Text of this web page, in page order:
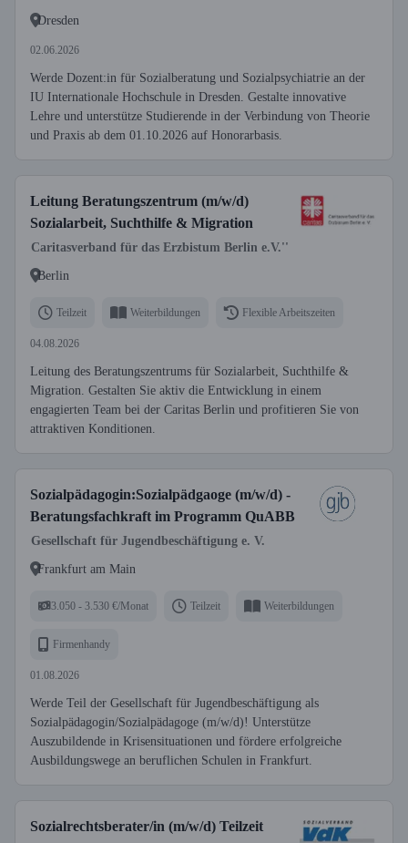
Dresden
02.06.2026
Werde Dozent:in für Sozialberatung und Sozialpsychiatrie an der
IU Internationale Hochschule in Dresden. Gestalte innovative
Lehre und unterstütze Studierende in der Verbindung von Theorie
und Praxis ab dem 01.10.2026 auf Honorarbasis.
Leitung Beratungszentrum (m/w/d)
Sozialarbeit, Suchthilfe & Migration
Caritasverband für das Erzbistum Berlin e.V.''
Berlin
Teilzeit Weiterbildungen Flexible Arbeitszeiten
04.08.2026
Leitung des Beratungszentrums für Sozialarbeit, Suchthilfe &
Migration. Gestalten Sie aktiv die Entwicklung in einem
engagierten Team bei der Caritas Berlin und profitieren Sie von
attraktiven Konditionen.
Sozialpädagogin:Sozialpädgaoge (m/w/d) -
Beratungsfachkraft im Programm QuABB
Gesellschaft für Jugendbeschäftigung e. V.
Frankfurt am Main
3.050 - 3.530 €/Monat Teilzeit Weiterbildungen
Firmenhandy
01.08.2026
Werde Teil der Gesellschaft für Jugendbeschäftigung als
Sozialpädagogin/Sozialpädagoge (m/w/d)! Unterstütze
Auszubildende in Krisensituationen und fördere erfolgreiche
Ausbildungswege an beruflichen Schulen in Frankfurt.
Sozialrechtsberater/in (m/w/d) Teilzeit